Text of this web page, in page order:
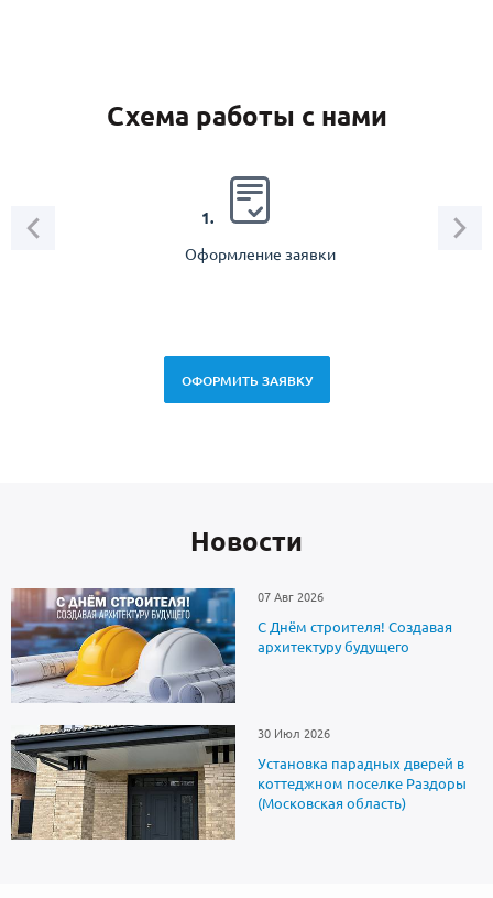
Схема работы с нами
1.
Оформление заявки
ОФОРМИТЬ ЗАЯВКУ
Новоcти
07 Авг 2026
С Днём строителя! Создавая
архитектуру будущего
30 Июл 2026
Установка парадных дверей в
коттеджном поселке Раздоры
(Московская область)